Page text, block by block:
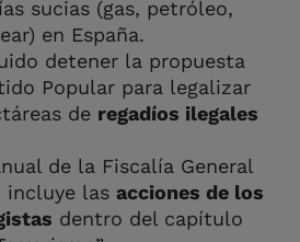
sucias (gas, petróleo,
en España.
detener la propuesta
Popular para legalizar
de regadíos ilegales
de la Fiscalía General
incluye las acciones de los
dentro del capítulo